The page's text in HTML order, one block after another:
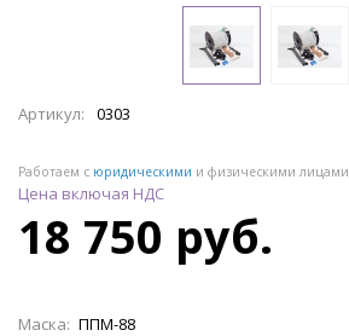
Артикул: 0303
Работаем с юридическими и физическими лицами
Цена включая НДС
18 750 руб.
Маска: ППМ-88